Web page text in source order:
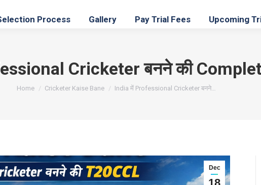
Process Gallery Pay Trial Fees Upcoming
Cricketer बनने की
You are here:
Home Cricketer Kaise Bane India में Professional Cricketer बनने…
Dec